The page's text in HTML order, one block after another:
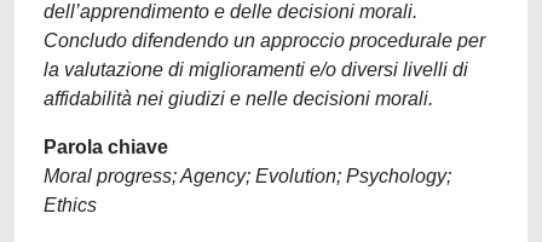
dell’apprendimento e delle decisioni morali.
Concludo difendendo un approccio procedurale per
la valutazione di miglioramenti e/o diversi livelli di
affidabilità nei giudizi e nelle decisioni morali.
Parola chiave
Moral progress; Agency; Evolution; Psychology;
Ethics